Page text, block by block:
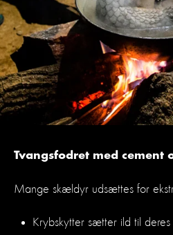
Tvangsfodret med cement
Mange skældyr udsættes for
Krybskytter sætter ild til